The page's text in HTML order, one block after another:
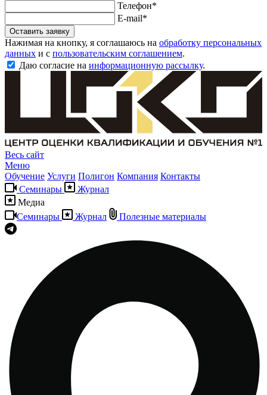
Телефон*
E-mail*
Оставить заявку
Нажимая на кнопку, я соглашаюсь на обработку персональных
данных и с пользовательским соглашением.
Даю согласие на информационную рассылку.
Весь сайт
Меню
Обучение Услуги Полигон Компания Контакты
Семинары
Журнал
Медиа
Семинары
Журнал Полезные материалы